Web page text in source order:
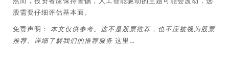
股需要仔细评估基本面。
免责声明： 本文仅供参考。这不是股票推荐，也不应被视为股票
推荐。详细了解我们的推荐服务 这里…